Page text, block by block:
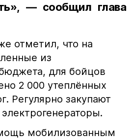
— сообщил глава
отметил, что на
из
для бойцов
2 000 утеплённых
Регулярно закупают
мобилизованным